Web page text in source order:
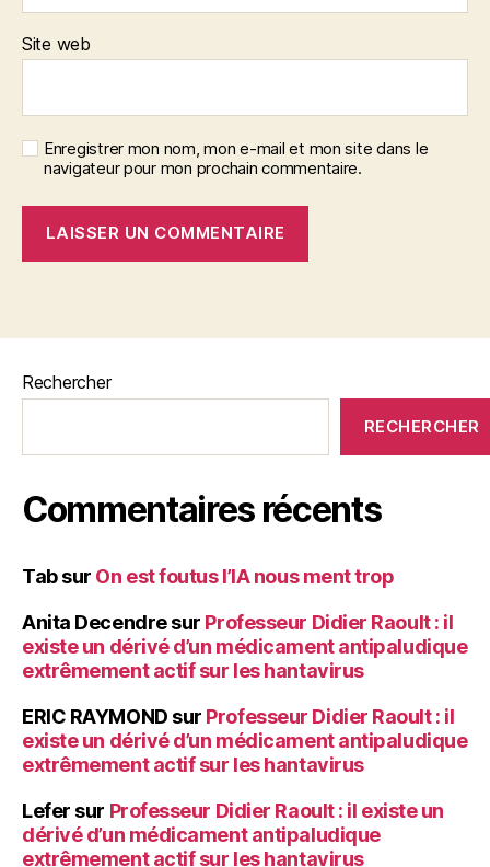
Site web
Enregistrer mon nom, mon e-mail et mon site dans le
navigateur pour mon prochain commentaire.
Rechercher
RECHERCHER
Commentaires récents
Tabsur On est foutus l’IA nous ment trop
Anita Decendresur Professeur Didier Raoult : il
existe un dérivé d’un médicament antipaludique
extrêmement actif sur les hantavirus
ERIC RAYMOND sur Professeur Didier Raoult : il
existe un dérivé d’un médicament antipaludique
extrêmement actif sur les hantavirus
Lefer sur Professeur Didier Raoult : il existe un
dérivé d’un médicament antipaludique
extrêmement actif sur les hantavirus